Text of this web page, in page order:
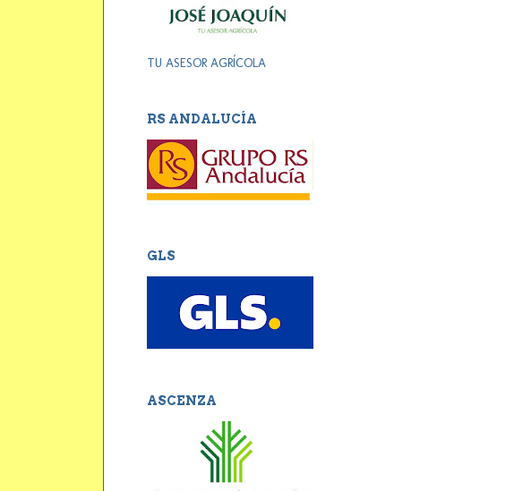
TU ASESOR AGRÍCOLA
RS ANDALUCÍA
GLS
ASCENZA